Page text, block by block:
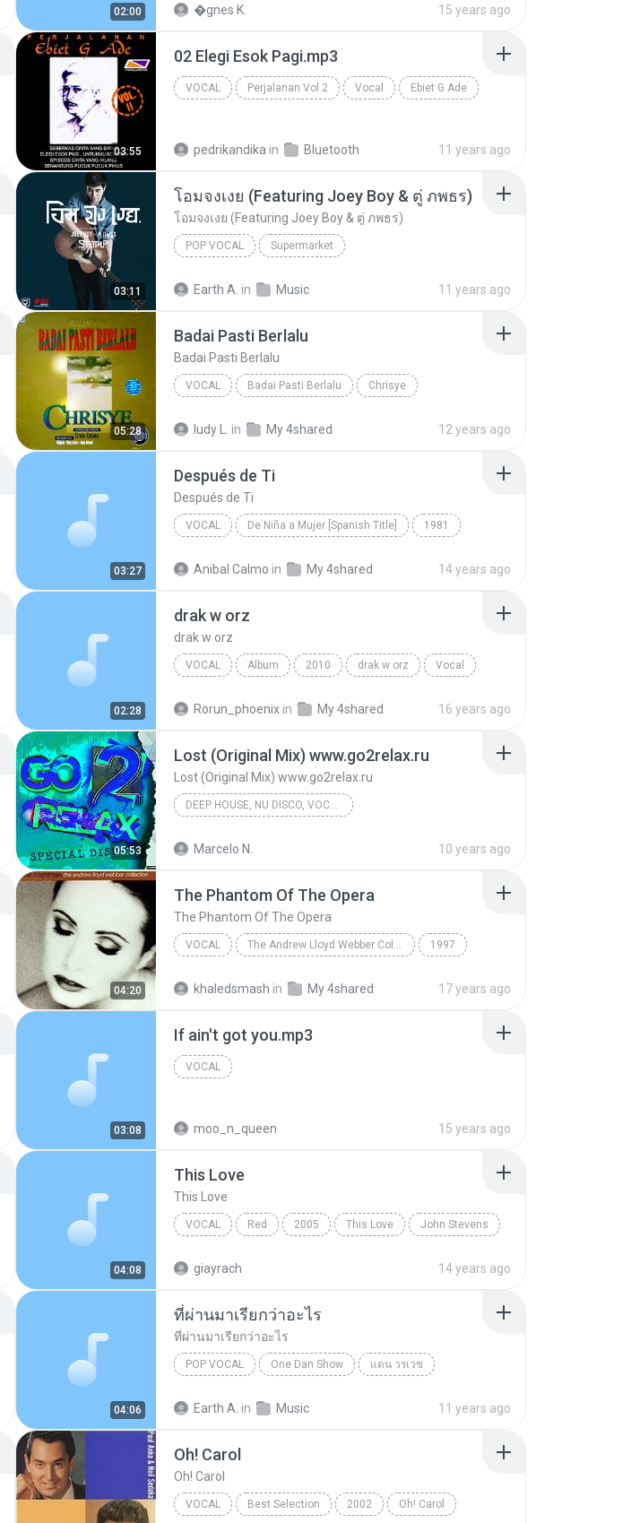
02:00 �gnes K. 15 years ago
03:55
02 Elegi Esok Pagi.mp3
VOCAL Perjalanan Vol 2 Vocal Ebiet G Ade
pedrikandika in Bluetooth 11 years ago
03:11
โอมจงเงย (Featuring Joey Boy & ตู่ ภพธร)
โอมจงเงย (Featuring Joey Boy & ตู่ ภพธร)
POP VOCAL Supermarket
Earth A. in Music 11 years ago
05:28
Badai Pasti Berlalu
Badai Pasti Berlalu
VOCAL Badai Pasti Berlalu Chrisye
ludy L. in My 4shared 12 years ago
03:27
Después de Ti
Después de Ti
VOCAL De Niña a Mujer [Spanish Title] 1981
Anibal Calmo in My 4shared 14 years ago
02:28
drak w orz
drak w orz
VOCAL Album 2010 drak w orz Vocal
Rorun_phoenix in My 4shared 16 years ago
05:53
Lost (Original Mix) www.go2relax.ru
Lost (Original Mix) www.go2relax.ru
DEEP HOUSE, NU DISCO, VOCAL HOUSE, CLUB HOUSE
Deep House, Nu Disco, Vocal House, Club House 17. Amine Edge DANCE
Marcelo N. 10 years ago
04:20
The Phantom Of The Opera
The Phantom Of The Opera
VOCAL The Andrew Lloyd Webber Collection 1997
khaledsmash in My 4shared 17 years ago
03:08
If ain't got you.mp3
VOCAL
moo_n_queen 15 years ago
04:08
This Love
This Love
VOCAL Red 2005 This Love John Stevens
giayrach 14 years ago
04:06
ที่ผ่านมาเรียกว่าอะไร
ที่ผ่านมาเรียกว่าอะไร
POP VOCAL One Dan Show แดน วรเวช
Earth A. in Music 11 years ago
Oh! Carol
Oh! Carol
VOCAL Best Selection 2002 Oh! Carol